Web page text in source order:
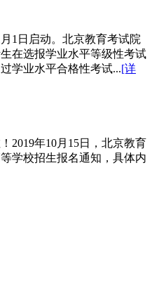
1日启动。北京教育考试院
在选报学业水平等级性考试
学业水平合格性考试...[详
2019年10月15日，北京教育
学校招生报名通知，具体内